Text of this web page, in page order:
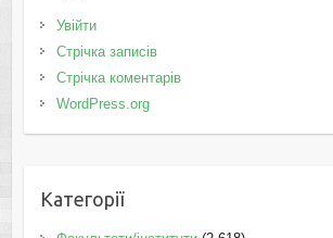
Увійти
Стрічка записів
Стрічка коментарів
WordPress.org
Категорії